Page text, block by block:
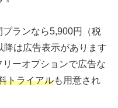
ランなら5,900円（税
は広告表示があります
ーオプションで広告な
トライアルも用意され